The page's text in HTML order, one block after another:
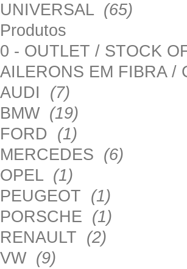
UNIVERSAL (65)
Produtos
0 - OUTLET / STOCK
AILERONS EM FIBRA
AUDI (7)
BMW (19)
FORD (1)
MERCEDES (6)
OPEL (1)
PEUGEOT (1)
PORSCHE (1)
RENAULT (2)
VW (9)